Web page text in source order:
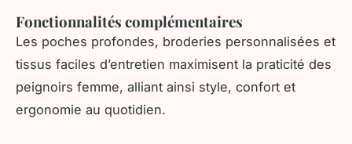
Fonctionnalités complémentaires
Les poches profondes, broderies personnalisées et
tissus faciles d’entretien maximisent la praticité des
peignoirs femme, alliant ainsi style, confort et
ergonomie au quotidien.